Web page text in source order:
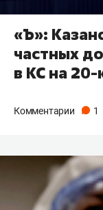
«Ъ»:
частных
в КС на
Комментарии 1